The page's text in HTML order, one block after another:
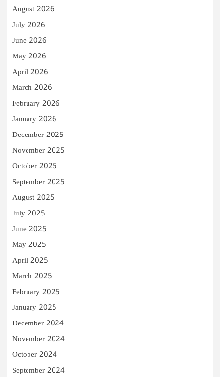
August 2026
July 2026
June 2026
May 2026
April 2026
March 2026
February 2026
January 2026
December 2025
November 2025
October 2025
September 2025
August 2025
July 2025
June 2025
May 2025
April 2025
March 2025
February 2025
January 2025
December 2024
November 2024
October 2024
September 2024